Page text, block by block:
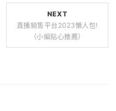
NEXT
直播銷售平台2023懶人包!
（小編貼心推薦）